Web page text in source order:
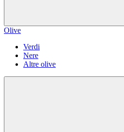
Olive
Verdi
Nere
Altre olive